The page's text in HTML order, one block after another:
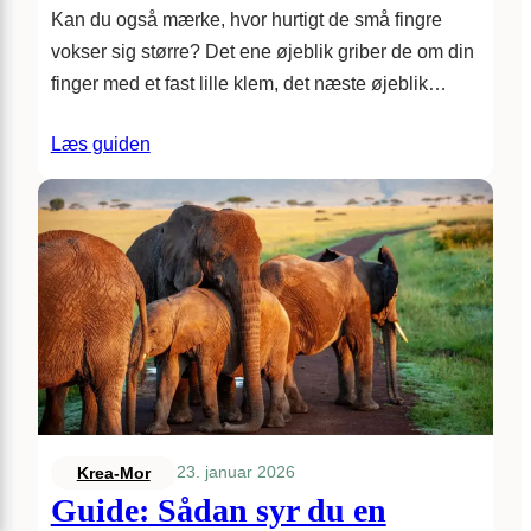
Kan du også mærke, hvor hurtigt de små fingre
vokser sig større? Det ene øjeblik griber de om din
finger med et fast lille klem, det næste øjeblik…
Læs guiden
Krea-Mor 23. januar 2026
Guide: Sådan syr du en